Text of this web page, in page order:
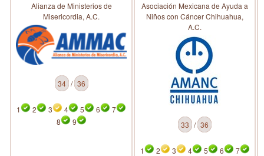
Alianza de Ministerios de
Misericordia, A.C.
34 / 36
1 2 3 4 5 6
7
8
9
Asociación Mexicana de Ayuda a
Niños con Cáncer Chihuahua,
A.C.
33 / 36
1 2 3 4 5 6
7